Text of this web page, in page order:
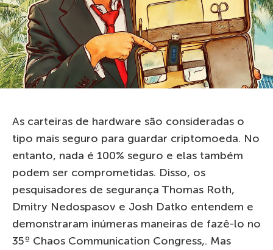
As carteiras de hardware são consideradas o
tipo mais seguro para guardar criptomoeda. No
entanto, nada é 100% seguro e elas também
podem ser comprometidas. Disso, os
pesquisadores de segurança Thomas Roth,
Dmitry Nedospasov e Josh Datko entendem e
demonstraram inúmeras maneiras de fazê-lo no
35º Chaos Communication Congress,. Mas